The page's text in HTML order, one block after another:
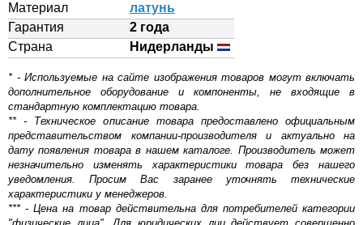
Материал
латунь
Гарантия
2 года
Страна
Нидерланды
* - Используемые на сайте изображения товаров могут включать
дополнительное оборудование и компоненты, не входящие в
стандартную комплектацию товара.
** - Техническое описание товара предоставлено официальным
представительством компании-производителя и актуально на
дату появления товара в нашем каталоге. Производитель может
незначительно изменять характеристики товара без нашего
уведомления. Просим Вас заранее уточнять технические
характеристики у менеджеров.
*** - Цена на товар действительна для потребителей категории